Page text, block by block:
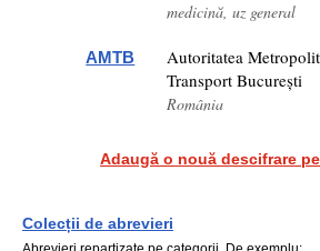
medicină, uz general
AMTB
Autoritatea
Transport București
România
Adaugă o nouă descifrare
Colecții de abrevieri